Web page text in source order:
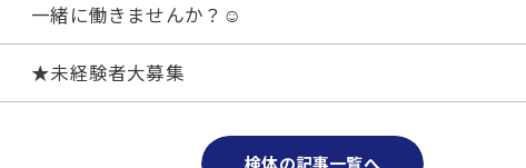
一緒に働きませんか？☺
★未経験者大募集
検体の記事一覧へ